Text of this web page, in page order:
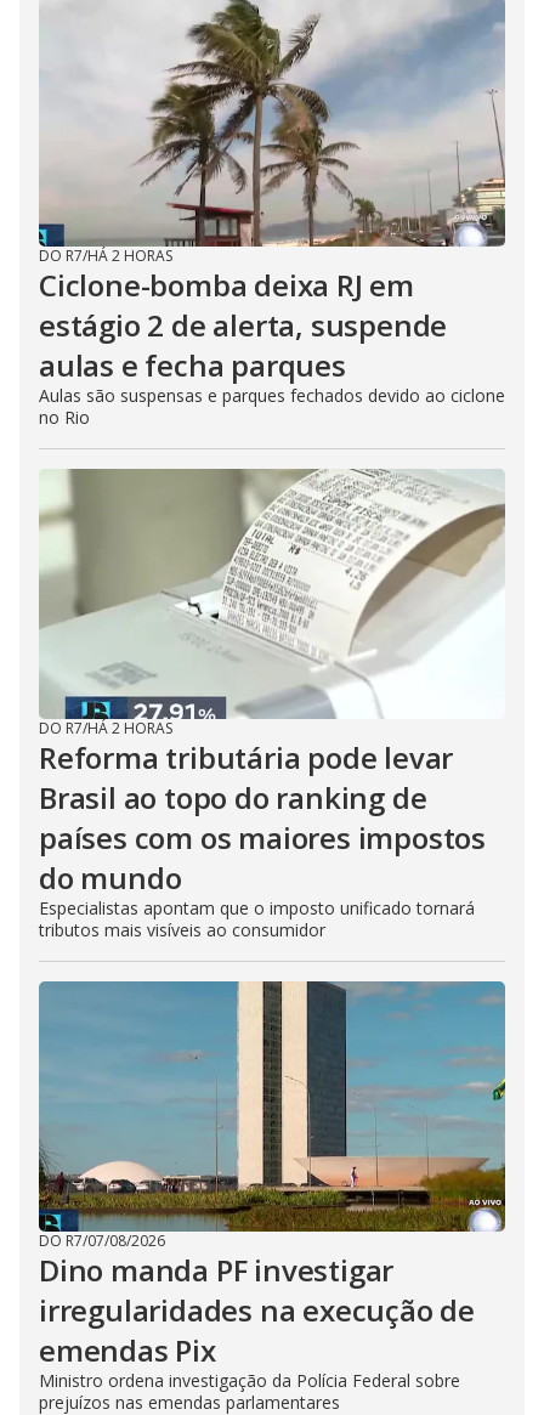
DO R7/HÁ 2 HORAS
Ciclone-bomba deixa RJ em
estágio 2 de alerta, suspende
aulas e fecha parques
Aulas são suspensas e parques fechados devido ao ciclone
no Rio
DO R7/HÁ 2 HORAS
Reforma tributária pode levar
Brasil ao topo do ranking de
países com os maiores impostos
do mundo
Especialistas apontam que o imposto unificado tornará
tributos mais visíveis ao consumidor
DO R7/07/08/2026
Dino manda PF investigar
irregularidades na execução de
emendas Pix
Ministro ordena investigação da Polícia Federal sobre
prejuízos nas emendas parlamentares